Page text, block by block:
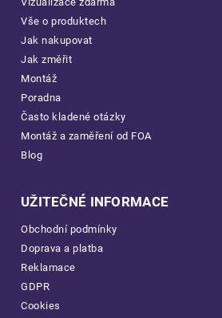
Vše o produktech
Jak nakupovat
Jak změřit
Montáž
Poradna
Často kladené otázky
Montáž a zaměření od FOA
Blog
UŽITEČNÉ INFORMACE
Obchodní podmínky
Doprava a platba
Reklamace
GDPR
Cookies